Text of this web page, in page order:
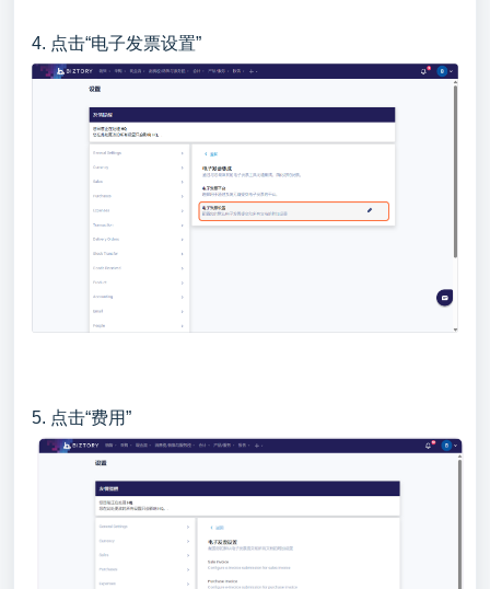
4. 点击“电子发票设置”
5. 点击“费用”